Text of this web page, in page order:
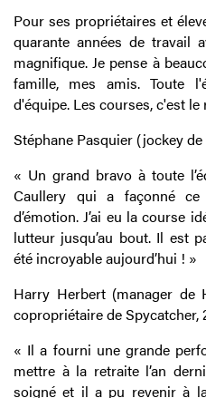
Pour ses propriétaires et
quarante années de travail
magnifique. Je pense à
famille, mes amis. Toute
d'équipe. Les courses, c'est le
Stéphane Pasquier (jockey de
« Un grand bravo à toute
Caullery qui a façonné
d’émotion. J’ai eu la course
lutteur jusqu’au bout. Il est
été incroyable aujourd’hui ! »
Harry Herbert (manager de
copropriétaire de Spycatcher,
« Il a fourni une grande
mettre à la retraite l’an
soigné et il a pu revenir à